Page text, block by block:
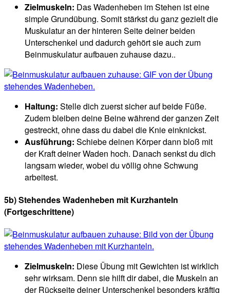
Zielmuskeln: Das Wadenheben im Stehen ist eine
simple Grundübung. Somit stärkst du ganz gezielt die
Muskulatur an der hinteren Seite deiner beiden
Unterschenkel und dadurch gehört sie auch zum
Beinmuskulatur aufbauen zuhause dazu..
Haltung: Stelle dich zuerst sicher auf beide Füße.
Zudem bleiben deine Beine während der ganzen Zeit
gestreckt, ohne dass du dabei die Knie einknickst.
Ausführung: Schiebe deinen Körper dann bloß mit
der Kraft deiner Waden hoch. Danach senkst du dich
langsam wieder, wobei du völlig ohne Schwung
arbeitest.
5b) Stehendes Wadenheben mit Kurzhanteln
(Fortgeschrittene)
Zielmuskeln: Diese Übung mit Gewichten ist wirklich
sehr wirksam. Denn sie hilft dir dabei, die Muskeln an
der Rückseite deiner Unterschenkel besonders kräftig